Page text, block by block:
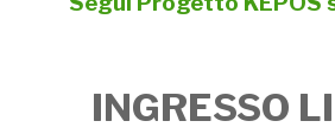
INGRESSO